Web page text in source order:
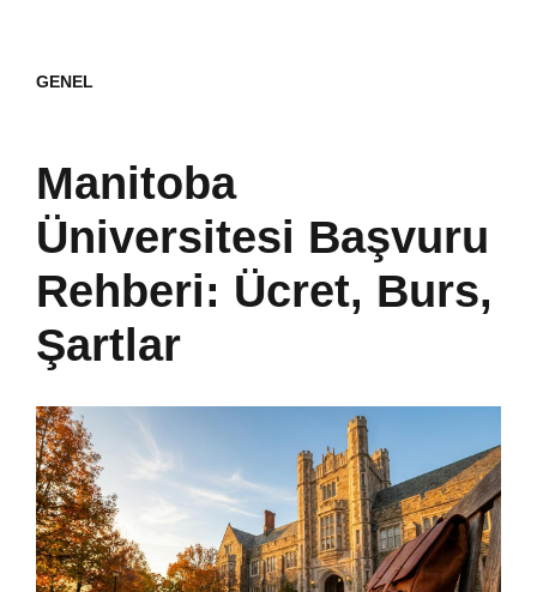
GENEL
Manitoba
Üniversitesi Başvuru
Rehberi: Ücret, Burs,
Şartlar